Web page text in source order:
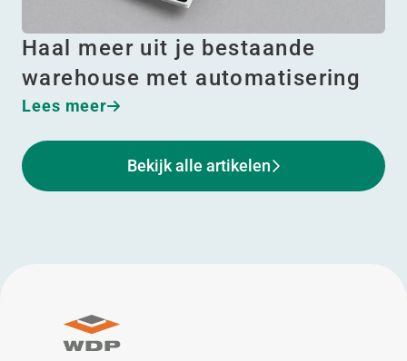
Haal meer uit je bestaande
warehouse met automatisering
Lees meer
Bekijk alle artikelen